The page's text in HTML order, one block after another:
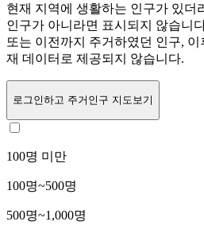
현재 지역에 생활하는 인구가 있더
인구가 아니라면 표시되지 않습니
또는 이전까지 주거하였던 인구, 이
재 데이터로 제공되지 않습니다.
로그인하고 주거인구 지도보기
100명 미만
100명~500명
500명~1,000명